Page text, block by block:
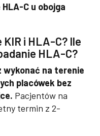
C u obojga
i HLA-C? Ile
HLA-C?
wykonać na terenie
placówek bez
Pacjentów na
termin z 2-